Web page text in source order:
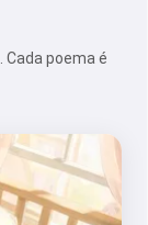
poema é